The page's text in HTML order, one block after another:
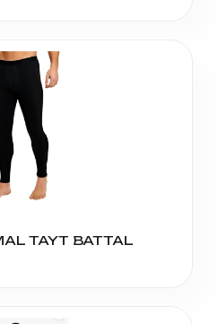
TAYT BATTAL